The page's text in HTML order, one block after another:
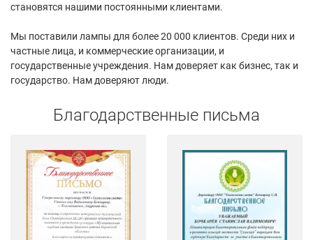
становятся нашими постоянными клиентами.
Мы поставили лампы для более 20 000 клиентов. Среди них и
частные лица, и коммерческие организации, и
государственные учреждения. Нам доверяет как бизнес, так и
государство. Нам доверяют люди.
Благодарственные письма